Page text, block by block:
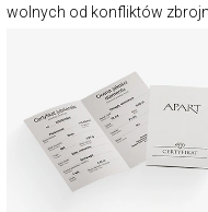
wolnych od konfliktów